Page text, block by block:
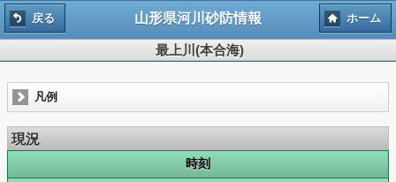
戻る 山形県河川砂防情報 ホーム
最上川(本合海)
凡例
現況
時刻